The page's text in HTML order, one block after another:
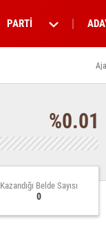
PARTİ
%0.01
Kazandığı Belde Sayısı
0